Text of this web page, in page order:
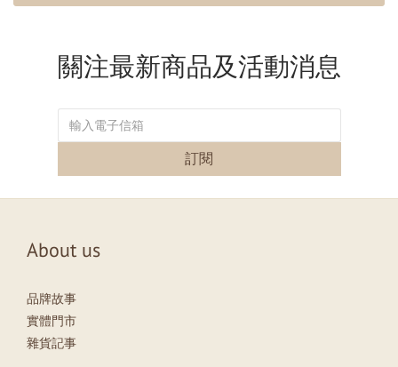
關注最新商品及活動消息
訂閱
About us
品牌故事
實體門市
雜貨記事